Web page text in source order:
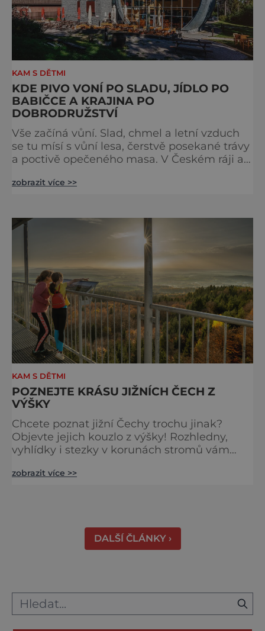
KAM S DĚTMI
KDE PIVO VONÍ PO SLADU, JÍDLO PO
BABIČCE A KRAJINA PO
DOBRODRUŽSTVÍ
Vše začíná vůní. Slad, chmel a letní vzduch
se tu mísí s vůní lesa, čerstvě posekané trávy
a poctivě opečeného masa. V Českém ráji a
doušky – a ty tady tečou proudem. Není to
ví, že k dokonalému dni patří nejen výhled,
zobrazit více >>
KAM S DĚTMI
POZNEJTE KRÁSU JIŽNÍCH ČECH Z
VÝŠKY
Chcete poznat jižní Čechy trochu jinak?
Objevte jejich kouzlo z výšky! Rozhledny,
vyhlídky i stezky v korunách stromů vám
města i Alpy v dálce. Ptačí pozorovatelna
zobrazit více >>
DALŠÍ ČLÁNKY ›